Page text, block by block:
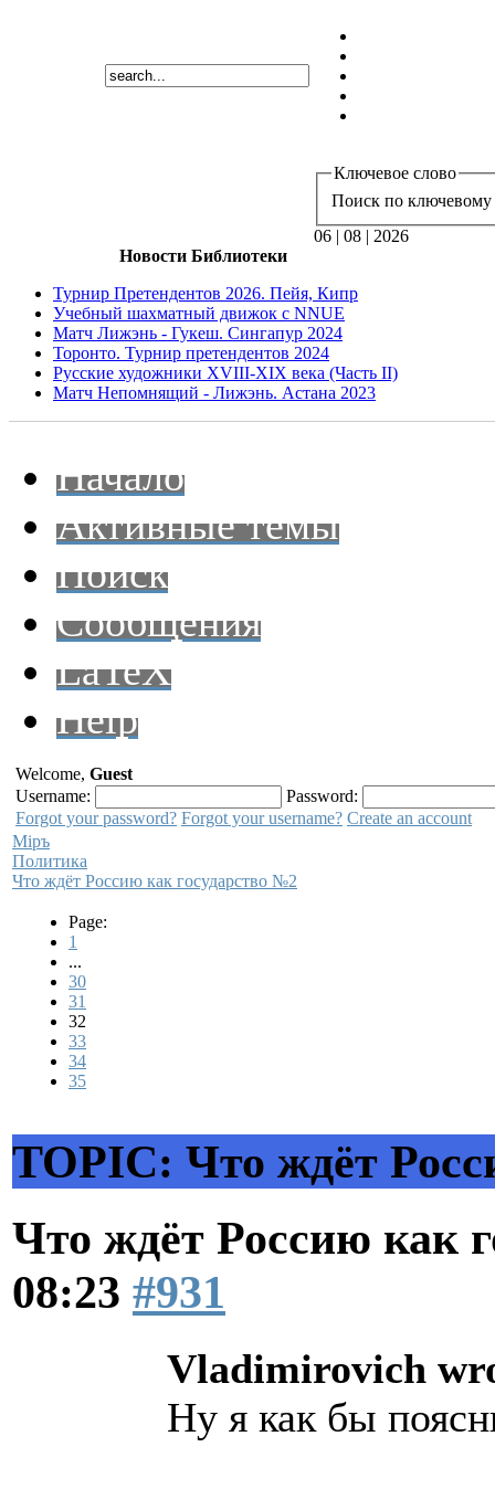
Ключевое слово
Поиск по ключевому
06 | 08 | 2026
Новости Библиотеки
Турнир Претендентов 2026. Пейя, Кипр
Учебный шахматный движок с NNUE
Матч Лижэнь - Гукеш. Сингапур 2024
Торонто. Турнир претендентов 2024
Русские художники XVIII-XIX века (Часть II)
Матч Непомнящий - Лижэнь. Астана 2023
Начало
Активные темы
Поиск
Сообщения
LaTeX
Help
Welcome, Guest
Username:
Password:
Forgot your password? Forgot your username? Create an account
Мiръ
Политика
Что ждёт Россию как государство №2
Page:
1
...
30
31
32
33
34
35
TOPIC: Что ждёт
Что ждёт Россию как
08:23 #931
Vladimirovich
Ну я как бы